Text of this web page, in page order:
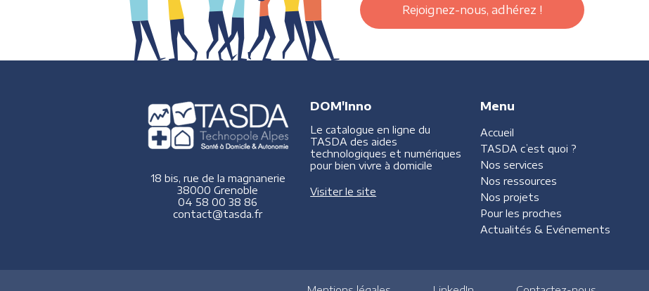
Rejoignez-nous, adhérez !
18 bis, rue de la magnanerie
38000 Grenoble
04 58 00 38 86
contact@tasda.fr
DOM'Inno
Le catalogue en ligne du
TASDA des aides
technologiques et numériques
pour bien vivre à domicile
Visiter le site
Menu
Accueil
TASDA c’est quoi ?
Nos services
Nos ressources
Nos projets
Pour les proches
Actualités & Evénements